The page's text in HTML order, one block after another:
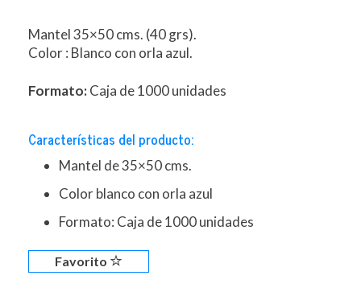
Mantel 35×50 cms. (40 grs).
Color : Blanco con orla azul.
Formato:Caja de 1000 unidades
Características del producto:
Mantel de 35×50 cms.
Color blanco con orla azul
Formato: Caja de 1000 unidades
Favorito